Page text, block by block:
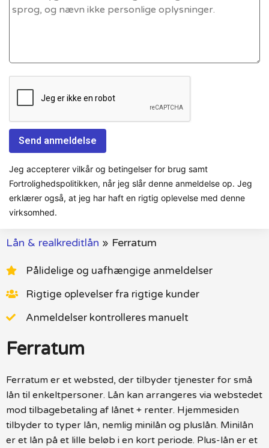
Jeg accepterer vilkår og betingelser for brug samt
Fortrolighedspolitikken, når jeg slår denne anmeldelse op. Jeg
erklærer også, at jeg har haft en rigtig oplevelse med denne
virksomhed.
Lån & realkreditlån » Ferratum
Pålidelige og uafhængige anmeldelser
Rigtige oplevelser fra rigtige kunder
Anmeldelser kontrolleres manuelt
Ferratum
Ferratum er et websted, der tilbyder tjenester for små
lån til enkeltpersoner. Lån kan arrangeres via webstedet
mod tilbagebetaling af lånet + renter. Hjemmesiden
tilbyder to typer lån, nemlig minilån og pluslån. Minilån
er et lån på et lille beløb i en kort periode. Plus-lån er et